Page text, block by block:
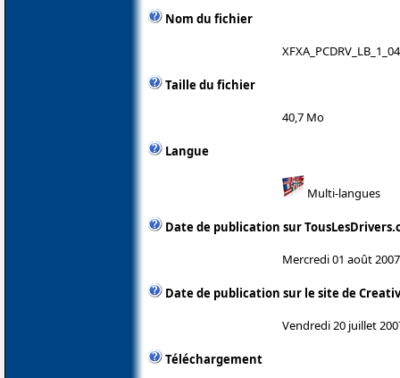
Nom du fichier
Taille du fichier
40,7 Mo
Langue
Multi-langues
Date de publication sur
Mercredi 01 août 2007
Date de publication sur le site de
Vendredi 20 juillet
Téléchargement